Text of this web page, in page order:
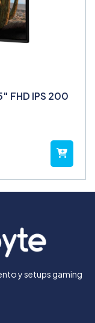
FHD IPS 200
y setups gaming